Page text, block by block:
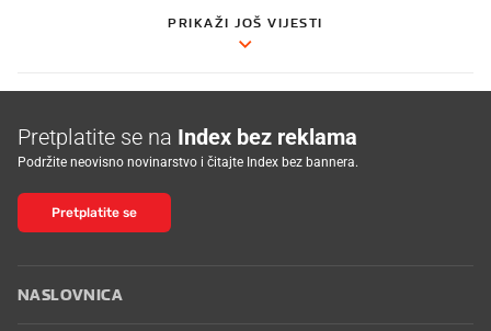
PRIKAŽI JOŠ VIJESTI
Pretplatite se na Index bez reklama
Podržite neovisno novinarstvo i čitajte Index bez bannera.
Pretplatite se
NASLOVNICA